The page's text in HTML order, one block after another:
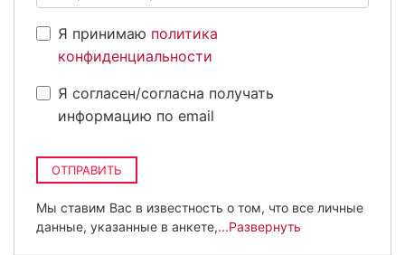
Я принимаю политика
конфиденциальности
Я согласен/согласна получать
информацию по email
ОТПРАВИТЬ
Мы ставим Вас в известность о том, что все личные
данные, указанные в анкете,...Развернуть